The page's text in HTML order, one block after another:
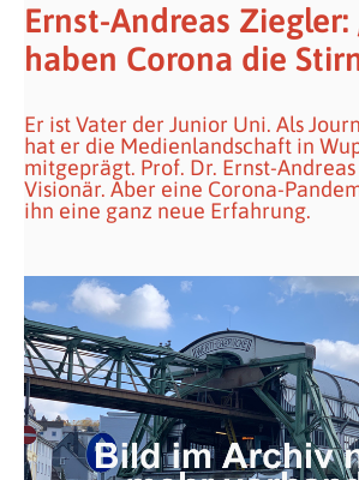
Ernst-Andreas Ziegler:
haben Corona die
Er ist Vater der Junior Uni. Als
hat er die Medienlandschaft in
mitgeprägt. Prof. Dr. Ernst-
Visionär. Aber eine Corona-
ihn eine ganz neue Erfahrung.